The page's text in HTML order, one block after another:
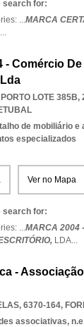
search for:
...MARCA
...
- Comércio
LOTE 385B,
de mobiliário e
especializados
Ver no Mapa
search for:
...MARCA 2004
LDA...
-
6370-164,
associativas,